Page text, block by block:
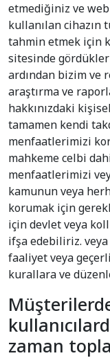
etmediğiniz ve
kullanılan
tahmin etmek için
sitesinde
ardından bizim ve
araştırma ve
hakkınızdaki
tamamen kendi
menfaatlerimizi
mahkeme celbi
menfaatlerimizi
kamunun veya
korumak için
için devlet veya
ifşa edebiliriz.
faaliyet veya
kurallara ve
zaman